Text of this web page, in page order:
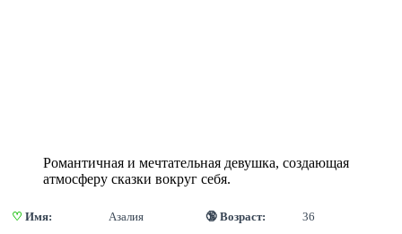
Романтичная и мечтательная девушка, создающая
атмосферу сказки вокруг себя.
♡ Имя: Азалия 🔞 Возраст: 36